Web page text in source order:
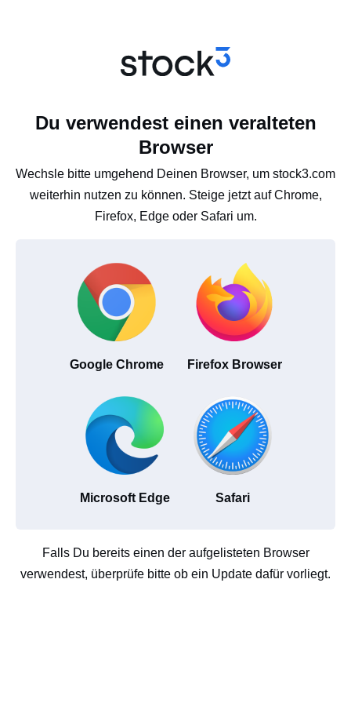
Du verwendest einen veralteten
Browser
Wechsle bitte umgehend Deinen Browser, um stock3.com
weiterhin nutzen zu können. Steige jetzt auf Chrome,
Firefox, Edge oder Safari um.
Google Chrome Firefox Browser
Microsoft Edge Safari
Falls Du bereits einen der aufgelisteten Browser
verwendest, überprüfe bitte ob ein Update dafür vorliegt.